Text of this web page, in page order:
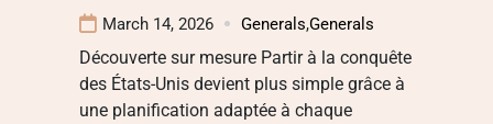
March 14, 2026 Generals,Generals
Découverte sur mesure Partir à la conquête
des États-Unis devient plus simple grâce à
une planification adaptée à chaque